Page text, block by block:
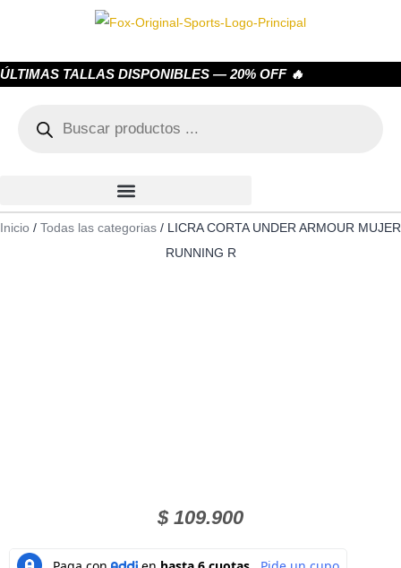
ÚLTIMAS TALLAS DISPONIBLES — 20% OFF 🔥
Inicio / Todas las categorias / LICRA CORTA UNDER ARMOUR MUJER
RUNNING R
$109.900